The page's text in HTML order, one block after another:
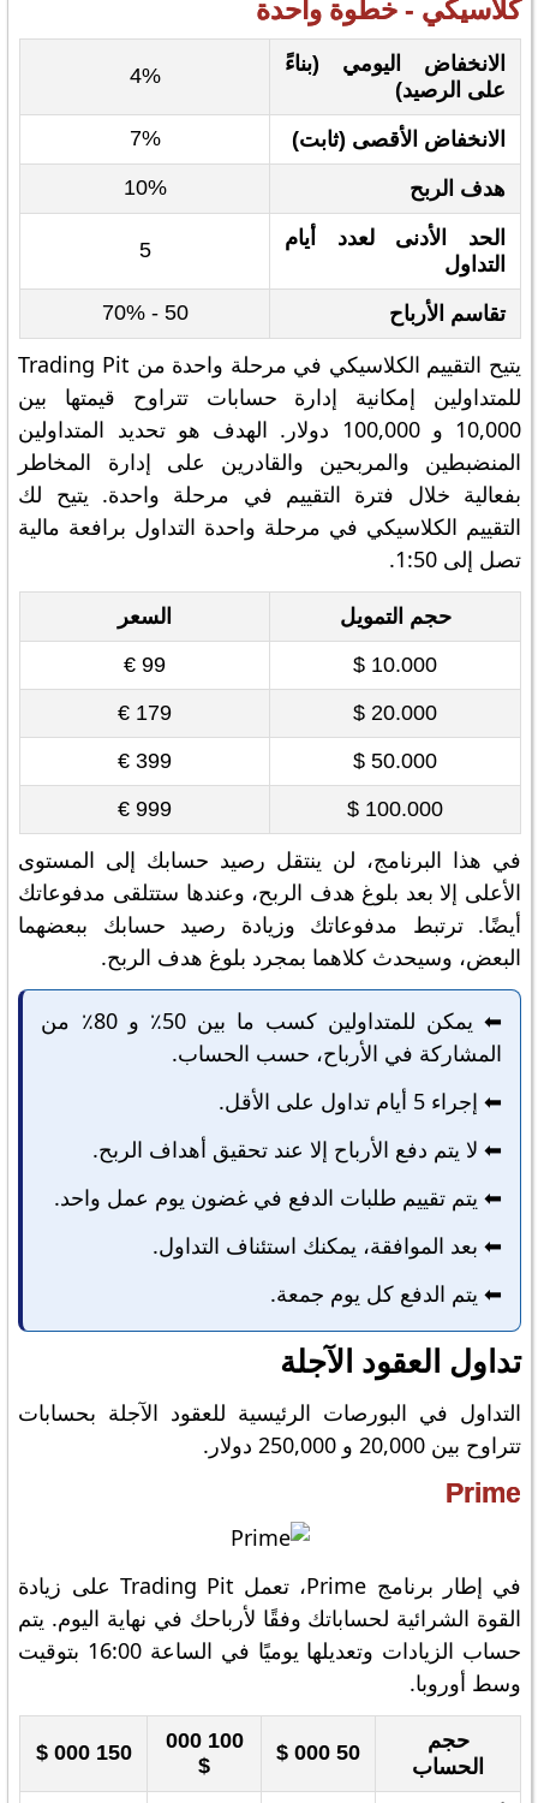
كلاسيكي - خطوة واحدة
الانخفاض اليومي (بناءً
على الرصيد)
4%
الانخفاض الأقصى (ثابت) 7%
هدف الربح 10%
الحد الأدنى لعدد أيام
التداول
5
تقاسم الأرباح 50 - 70%
يتيح التقييم الكلاسيكي في مرحلة واحدة من Trading Pit
للمتداولين إمكانية إدارة حسابات تتراوح قيمتها بين
10,000 و 100,000 دولار. الهدف هو تحديد المتداولين
المنضبطين والمربحين والقادرين على إدارة المخاطر
بفعالية خلال فترة التقييم في مرحلة واحدة. يتيح لك
التقييم الكلاسيكي في مرحلة واحدة التداول برافعة مالية
تصل إلى 1:50.
حجم التمويل
السعر
10.000 $
99 €
20.000 $
179 €
50.000 $
399 €
100.000 $
999 €
في هذا البرنامج، لن ينتقل رصيد حسابك إلى المستوى
الأعلى إلا بعد بلوغ هدف الربح، وعندها ستتلقى مدفوعاتك
أيضًا. ترتبط مدفوعاتك وزيادة رصيد حسابك ببعضهما
البعض، وسيحدث كلاهما بمجرد بلوغ هدف الربح.
⬅️ يمكن للمتداولين كسب ما بين 50٪ و 80٪ من
المشاركة في الأرباح، حسب الحساب.
⬅️ إجراء 5 أيام تداول على الأقل.
⬅️ لا يتم دفع الأرباح إلا عند تحقيق أهداف الربح.
⬅️ يتم تقييم طلبات الدفع في غضون يوم عمل واحد.
⬅️ بعد الموافقة، يمكنك استئناف التداول.
⬅️ يتم الدفع كل يوم جمعة.
تداول العقود الآجلة
التداول في البورصات الرئيسية للعقود الآجلة بحسابات
تتراوح بين 20,000 و 250,000 دولار.
Prime
في إطار برنامج Prime، تعمل Trading Pit على زيادة
القوة الشرائية لحساباتك وفقًا لأرباحك في نهاية اليوم. يتم
حساب الزيادات وتعديلها يوميًا في الساعة 16:00 بتوقيت
وسط أوروبا.
حجم
الحساب
50 000 $
100 000
$
150 000 $